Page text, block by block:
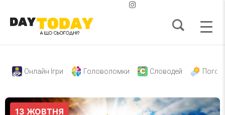
Онлайн Ігри Головоломки Словодей